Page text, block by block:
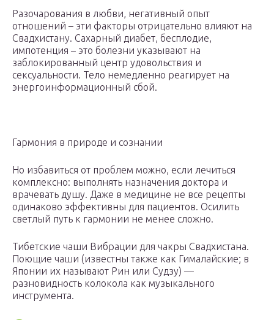
Разочарования в любви, негативный опыт
отношений – эти факторы отрицательно влияют на
Свадхистану. Сахарный диабет, бесплодие,
импотенция – это болезни указывают на
заблокированный центр удовольствия и
сексуальности. Тело немедленно реагирует на
энергоинформационный сбой.
Гармония в природе и сознании
Но избавиться от проблем можно, если лечиться
комплексно: выполнять назначения доктора и
врачевать душу. Даже в медицине не все рецепты
одинаково эффективны для пациентов. Осилить
светлый путь к гармонии не менее сложно.
Тибетские чаши Вибрации для чакры Свадхистана.
Поющие чаши (известны также как Гималайские; в
Японии их называют Рин или Судзу) —
разновидность колокола как музыкального
инструмента.